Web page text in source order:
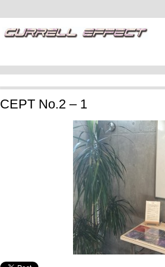
CEPT No.2 – 1